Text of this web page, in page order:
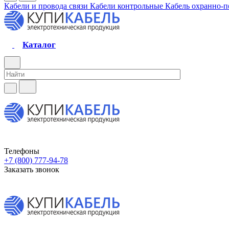
Кабели и провода связи Кабели контрольные Кабель охранно-
Каталог
Телефоны
+7 (800) 777-94-78
Заказать звонок